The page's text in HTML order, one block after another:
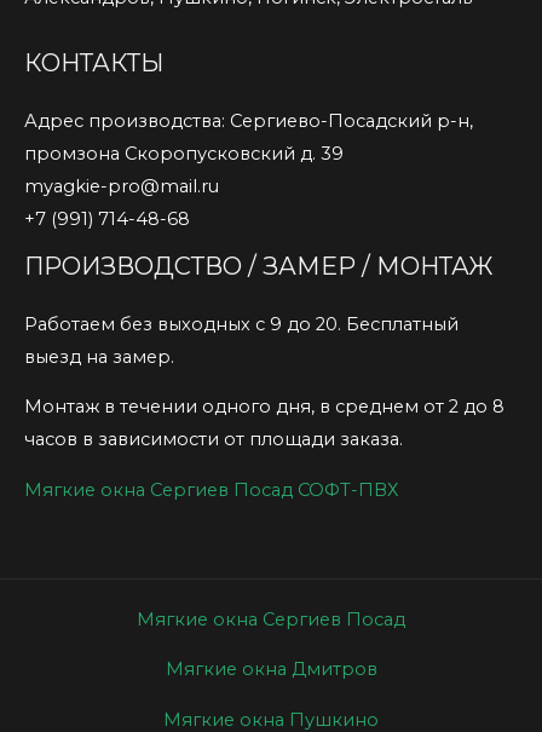
КОНТАКТЫ
Адрес производства: Сергиево-Посадский р-н,
промзона Скоропусковский д. 39
myagkie-pro@mail.ru
+7 (991) 714-48-68
ПРОИЗВОДСТВО / ЗАМЕР / МОНТАЖ
Работаем без выходных с 9 до 20. Бесплатный
выезд на замер.
Монтаж в течении одного дня, в среднем от 2 до 8
часов в зависимости от площади заказа.
Мягкие окна Сергиев Посад СОФТ-ПВХ
Мягкие окна Сергиев Посад
Мягкие окна Дмитров
Мягкие окна Пушкино